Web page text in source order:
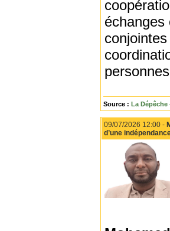
échanges
Source : La Dépêche
09/07/2026 12:00 -
d’une